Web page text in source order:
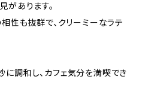
があります。
性も抜群で、クリーミーなラテ
調和し、カフェ気分を満喫でき